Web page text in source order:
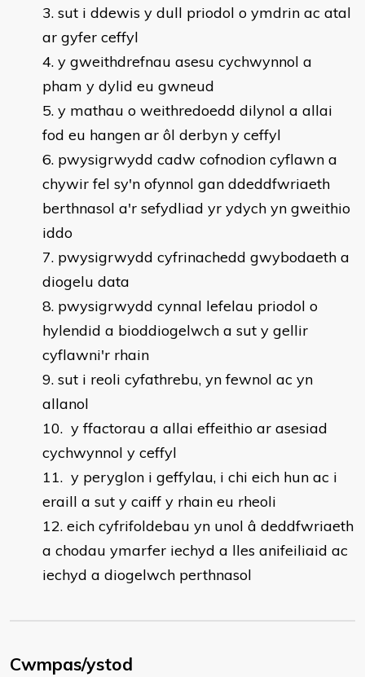
sut i ddewis y dull priodol o ymdrin ac atal
ar gyfer ceffyl
y gweithdrefnau asesu cychwynnol a
pham y dylid eu gwneud
y mathau o weithredoedd dilynol a allai
fod eu hangen ar ôl derbyn y ceffyl
pwysigrwydd cadw cofnodion cyflawn a
chywir fel sy'n ofynnol gan ddeddfwriaeth
berthnasol a'r sefydliad yr ydych yn gweithio
iddo
pwysigrwydd cyfrinachedd gwybodaeth a
diogelu data
pwysigrwydd cynnal lefelau priodol o
hylendid a bioddiogelwch a sut y gellir
cyflawni'r rhain
sut i reoli cyfathrebu, yn fewnol ac yn
allanol
y ffactorau a allai effeithio ar asesiad
cychwynnol y ceffyl
y peryglon i geffylau, i chi eich hun ac i
eraill a sut y caiff y rhain eu rheoli
eich cyfrifoldebau yn unol â deddfwriaeth
a chodau ymarfer iechyd a lles anifeiliaid ac
iechyd a diogelwch perthnasol
Cwmpas/ystod